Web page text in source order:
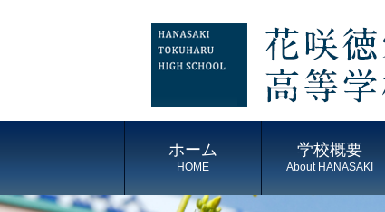
ホーム
HOME
学校概要
About HANASAKI